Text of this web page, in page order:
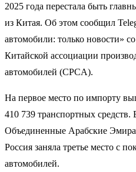
2025 года перестала быть
из Китая. Об этом сообщил
автомобили: только новости»
Китайской ассоциации
автомобилей (CPCA).
На первое место по импорту
410 739 транспортных средств.
Объединенные Арабские
Россия заняла третье место с
автомобилей.